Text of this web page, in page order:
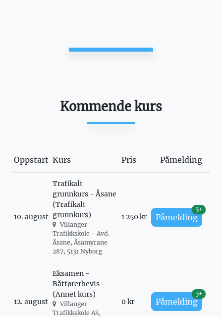
Kommende kurs
Oppstart Kurs Pris Påmelding
10. august
Trafikalt
grunnkurs - Åsane
(Trafikalt
grunnkurs)
Villanger
Trafikkskole - Avd.
Åsane, Åsamyrane
287, 5131 Nyborg
1 250 kr Påmelding
3+
12. august
Eksamen -
Båtførerbevis
(Annet kurs)
Villanger
Trafikkskole AS,
0 kr Påmelding
3+